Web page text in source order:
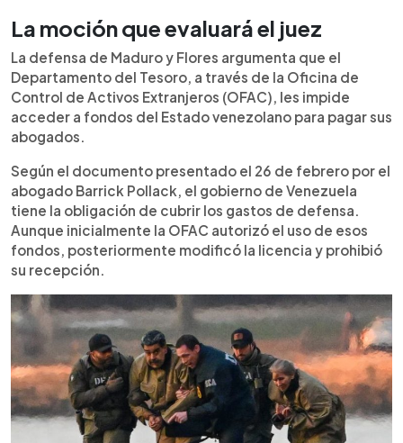
derecho a la defensa. La Fiscalía rechaza ese
planteamiento. El caso se encuentra en fase
preliminar, que incluye presentación de
argumentos y revisión de pruebas. Ambos se
declararon no culpables y enfrentan cargos
relacionados con narcotráfico y armas, mientras
permanecen detenidos en Brooklyn.
La moción que evaluará el juez
La defensa de Maduro y Flores argumenta que el
Departamento del Tesoro, a través de la Oficina de
Control de Activos Extranjeros (OFAC), les impide
acceder a fondos del Estado venezolano para pagar sus
abogados.
Según el documento presentado el 26 de febrero por el
abogado Barrick Pollack, el gobierno de Venezuela
tiene la obligación de cubrir los gastos de defensa.
Aunque inicialmente la OFAC autorizó el uso de esos
fondos, posteriormente modificó la licencia y prohibió
su recepción.